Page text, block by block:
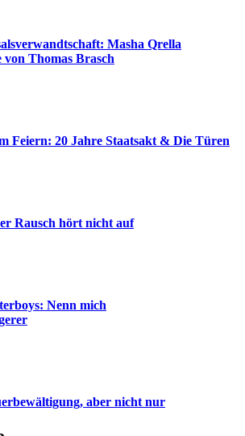
Masha Qrella
Thomas Brasch
Feiern: 20 Jahre Staatsakt & Die Türen
Rausch hört nicht auf
Nenn mich
aber nicht nur